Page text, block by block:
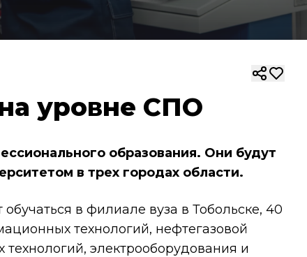
уровне СПО
образования. Они будут
в трех городах области.
в филиале вуза в Тобольске, 40
технологий, нефтегазовой
технологий, электрооборудования и